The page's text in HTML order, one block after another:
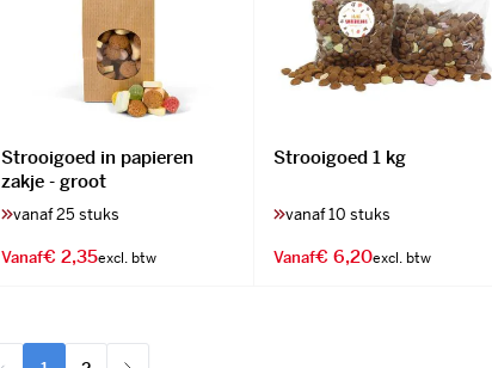
Strooigoed in papieren
zakje - groot
vanaf 25 stuks
Vanaf€ 2,35
Strooigoed 1 kg
vanaf 10 stuks
Vanaf€ 6,20